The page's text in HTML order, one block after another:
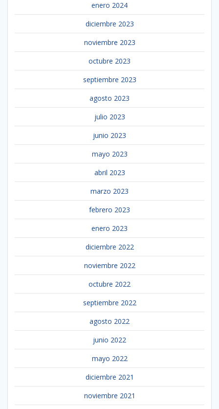
enero 2024
diciembre 2023
noviembre 2023
octubre 2023
septiembre 2023
agosto 2023
julio 2023
junio 2023
mayo 2023
abril 2023
marzo 2023
febrero 2023
enero 2023
diciembre 2022
noviembre 2022
octubre 2022
septiembre 2022
agosto 2022
junio 2022
mayo 2022
diciembre 2021
noviembre 2021